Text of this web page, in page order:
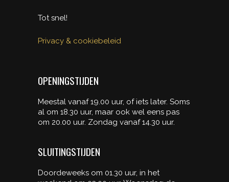
Tot snel!
Privacy & cookiebeleid
OPENINGSTIJDEN
Meestal vanaf 19.00 uur, of iets later. Soms
al om 18.30 uur, maar ook wel eens pas
om 20.00 uur. Zondag vanaf 14.30 uur.
SLUITINGSTIJDEN
Doordeweeks om 01.30 uur, in het